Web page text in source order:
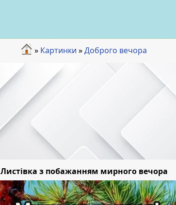
» Картинки »Доброго вечора
Листівка з побажанням мирного вечора